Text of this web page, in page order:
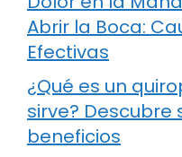
Abrir la Boca:
Efectivas
¿Qué es un
sirve? Descubre
beneficios